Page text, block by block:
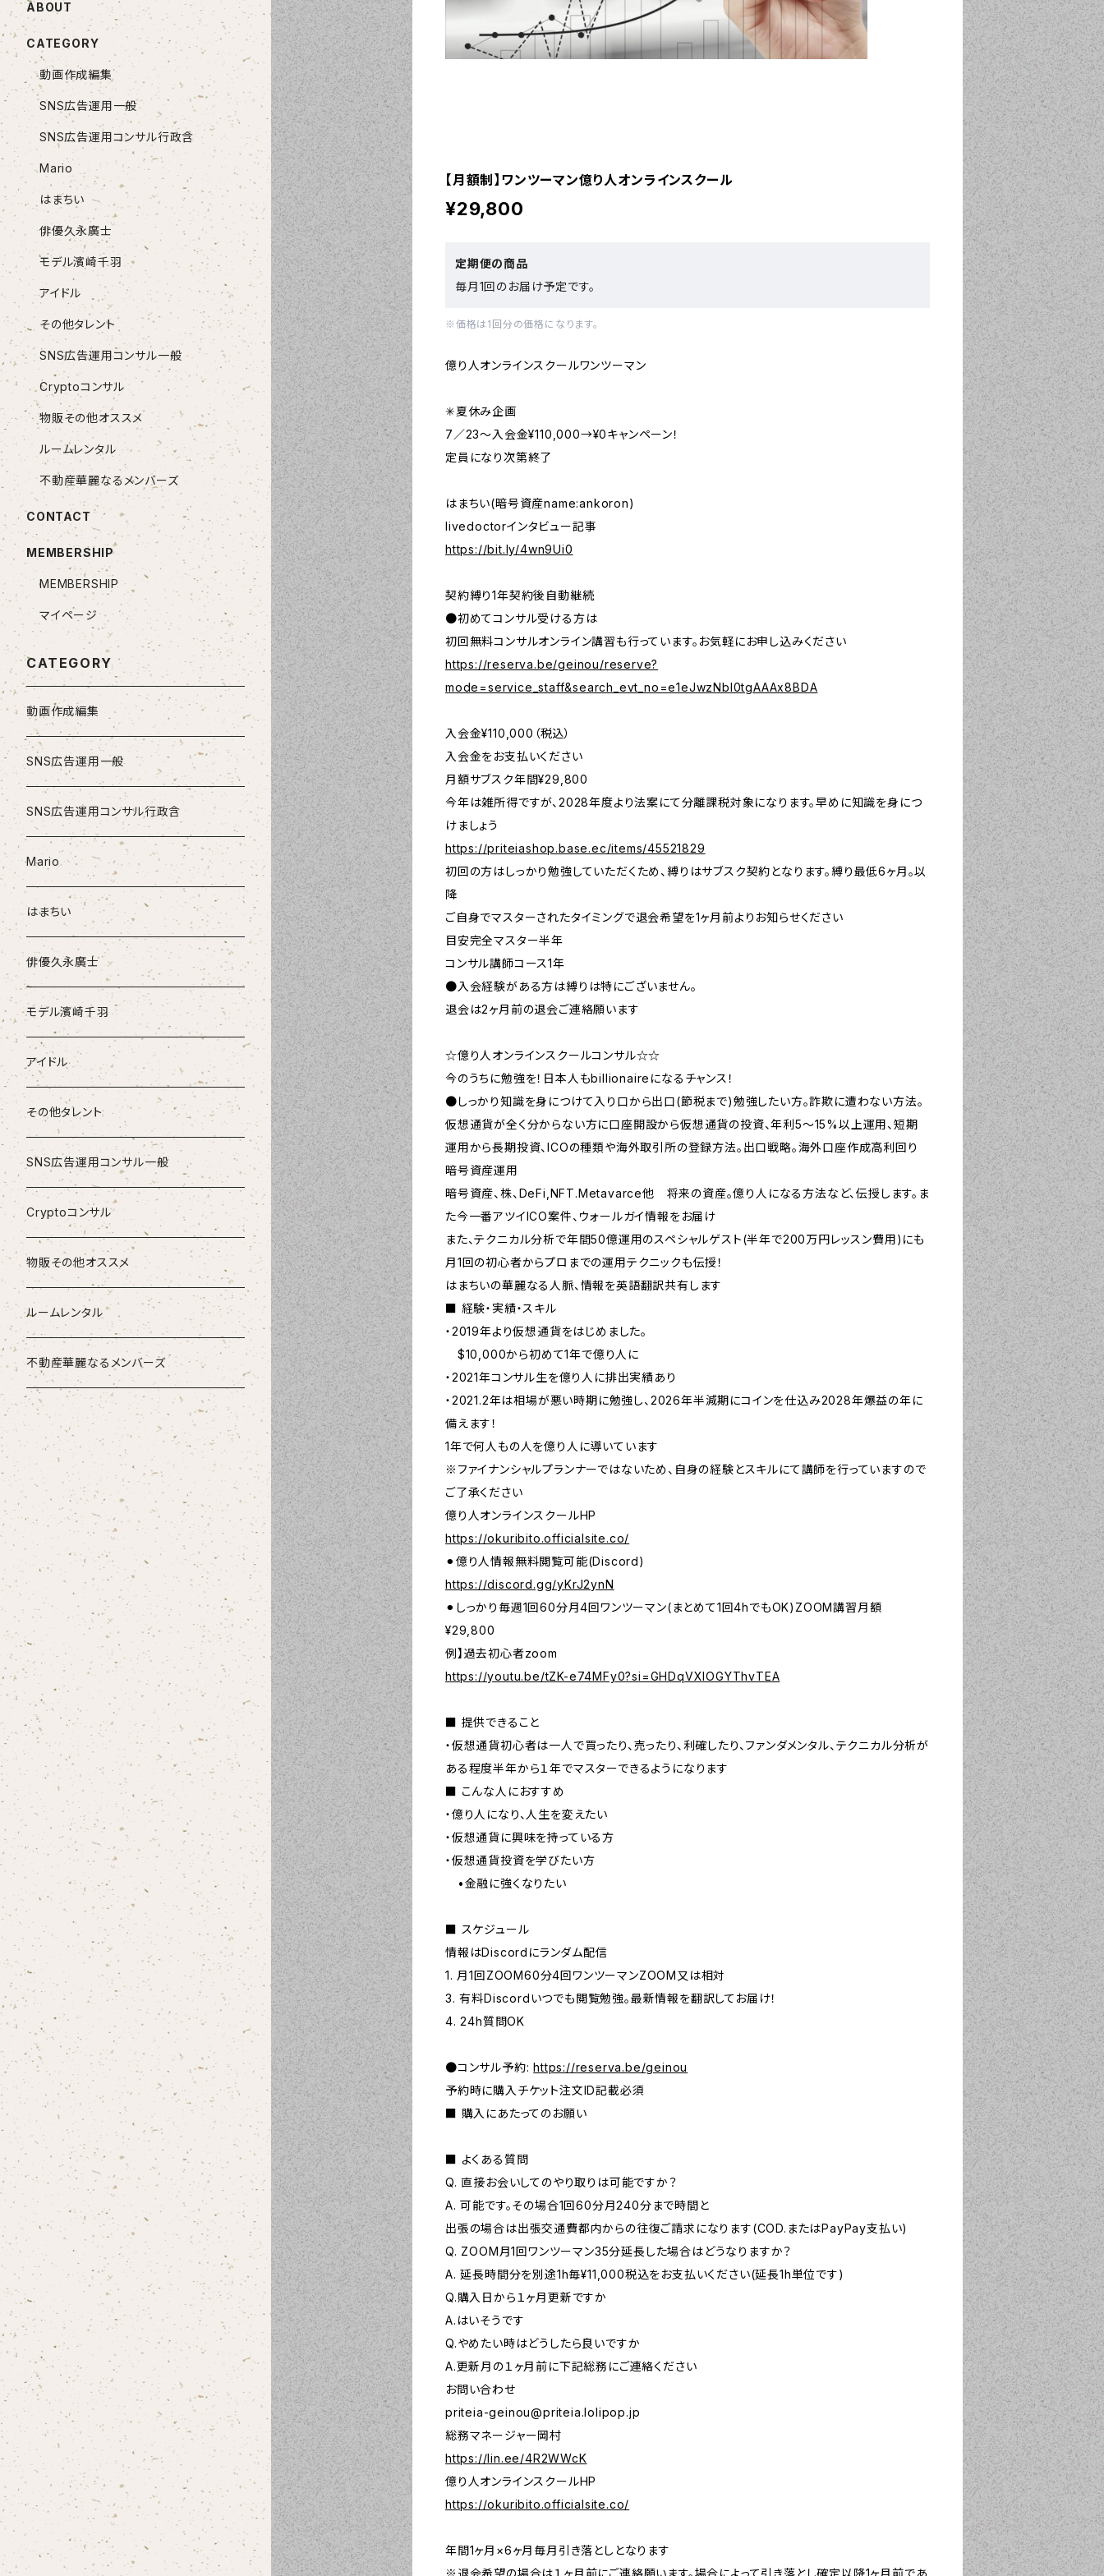
【月額制】ワンツーマン億り人オンラインスクール
¥29,800
定期便の商品
毎月1回のお届け予定です。
※価格は1回分の価格になります。
億り人オンラインスクールワンツーマン
✳︎夏休み企画
7／23〜入会金¥110,000→¥0キャンペーン！
定員になり次第終了
はまちい(暗号資産name:ankoron)
livedoctorインタビュー記事
https://bit.ly/4wn9Ui0
契約縛り1年契約後自動継続
●初めてコンサル受ける方は
初回無料コンサルオンライン講習も行っています。お気軽にお申し込みください
https://reserva.be/geinou/reserve?
mode=service_staff&search_evt_no=e1eJwzNbI0tgAAAx8BDA
入会金¥110,000（税込）
入会金をお支払いください
月額サブスク年間¥29,800
今年は雑所得ですが、2028年度より法案にて分離課税対象になります。早めに知識を身につ
けましょう
https://priteiashop.base.ec/items/45521829
初回の方はしっかり勉強していただくため、縛りはサブスク契約となります。縛り最低6ヶ月。以
降
ご自身でマスターされたタイミングで退会希望を1ヶ月前よりお知らせください
目安完全マスター半年
コンサル講師コース1年
●入会経験がある方は縛りは特にございません。
退会は2ヶ月前の退会ご連絡願います
☆億り人オンラインスクールコンサル☆☆
今のうちに勉強を！日本人もbillionaireになるチャンス！
●しっかり知識を身につけて入り口から出口(節税まで)勉強したい方。詐欺に遭わない方法。
仮想通貨が全く分からない方に口座開設から仮想通貨の投資、年利5〜15%以上運用、短期
運用から長期投資、ICOの種類や海外取引所の登録方法。出口戦略。海外口座作成高利回り
暗号資産運用
暗号資産、株、DeFi,NFT.Metavarce他 将来の資産。億り人になる方法など、伝授します。ま
た今一番アツイICO案件、ウォールガイ情報をお届け
また、テクニカル分析で年間50億運用のスペシャルゲスト(半年で200万円レッスン費用)にも
月1回の初心者からプロまでの運用テクニックも伝授！
はまちいの華麗なる人脈、情報を英語翻訳共有します
■ 経験・実績・スキル
・2019年より仮想通貨をはじめました。
$10,000から初めて1年で億り人に
・2021年コンサル生を億り人に排出実績あり
・2021.2年は相場が悪い時期に勉強し、2026年半減期にコインを仕込み2028年爆益の年に
備えます！
1年で何人もの人を億り人に導いています
※ファイナンシャルプランナーではないため、自身の経験とスキルにて講師を行っていますので
ご了承ください
億り人オンラインスクールHP
https://okuribito.officialsite.co/
⚫︎億り人情報無料閲覧可能(Discord)
https://discord.gg/yKrJ2ynN
⚫︎しっかり毎週1回60分月4回ワンツーマン(まとめて1回4hでもOK)ZOOM講習月額
¥29,800
例】過去初心者zoom
https://youtu.be/tZK-e74MFy0?si=GHDqVXlOGYThvTEA
■ 提供できること
・仮想通貨初心者は一人で買ったり、売ったり、利確したり、ファンダメンタル、テクニカル分析が
ある程度半年から１年でマスターできるようになります
■ こんな人におすすめ
・億り人になり、人生を変えたい
・仮想通貨に興味を持っている方
・仮想通貨投資を学びたい方
•金融に強くなりたい
■ スケジュール
情報はDiscordにランダム配信
1. 月1回ZOOM60分4回ワンツーマンZOOM又は相対
3. 有料Discordいつでも閲覧勉強。最新情報を翻訳してお届け！
4. 24h質問OK
●コンサル予約:https://reserva.be/geinou
予約時に購入チケット注文ID記載必須
■ 購入にあたってのお願い
■ よくある質問
Q. 直接お会いしてのやり取りは可能ですか？
A. 可能です。その場合1回60分月240分まで時間と
出張の場合は出張交通費都内からの往復ご請求になります(COD.またはPayPay支払い)
Q. ZOOM月1回ワンツーマン35分延長した場合はどうなりますか？
A. 延長時間分を別途1h毎¥11,000税込をお支払いください(延長1h単位です)
Q.購入日から１ヶ月更新ですか
A.はいそうです
Q.やめたい時はどうしたら良いですか
A.更新月の１ヶ月前に下記総務にご連絡ください
お問い合わせ
priteia-geinou@priteia.lolipop.jp
総務マネージャー岡村
https://lin.ee/4R2WWcK
億り人オンラインスクールHP
https://okuribito.officialsite.co/
年間1ヶ月×6ヶ月毎月引き落としとなります
※退会希望の場合は１ヶ月前にご連絡願います。場合によって引き落とし確定以降1ヶ月前であ
ABOUT
CATEGORY
動画作成編集
SNS広告運用一般
SNS広告運用コンサル行政含
Mario
はまちい
俳優久永廣士
モデル濱崎千羽
アイドル
その他タレント
SNS広告運用コンサル一般
Cryptoコンサル
物販その他オススメ
ルームレンタル
不動産華麗なるメンバーズ
CONTACT
MEMBERSHIP
MEMBERSHIP
マイページ
CATEGORY
動画作成編集
SNS広告運用一般
SNS広告運用コンサル行政含
Mario
はまちい
俳優久永廣士
モデル濱崎千羽
アイドル
その他タレント
SNS広告運用コンサル一般
Cryptoコンサル
物販その他オススメ
ルームレンタル
不動産華麗なるメンバーズ